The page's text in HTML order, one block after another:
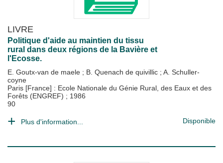
LIVRE
Politique d'aide au maintien du tissu
rural dans deux régions de la Bavière et
l'Ecosse.
E. Goutx-van de maele ; B. Quenach de quivillic ; A. Schuller-
coyne
Paris [France] : Ecole Nationale du Génie Rural, des Eaux et des
Forêts (ENGREF) ; 1986
90
Plus d'information... Disponible